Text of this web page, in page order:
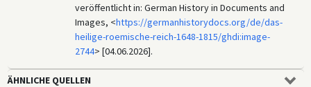
veröffentlicht in: German History in Documents and
Images, <https://germanhistorydocs.org/de/das-
heilige-roemische-reich-1648-1815/ghdi:image-
2744> [04.06.2026].
ÄHNLICHE QUELLEN